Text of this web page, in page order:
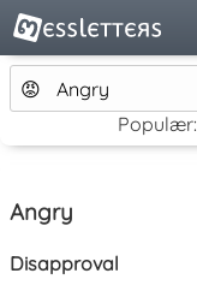
😡
Angry
Populær:
Angry
Disapproval